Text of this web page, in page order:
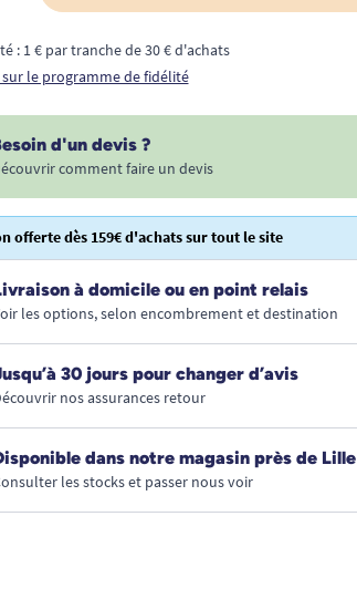
: 1 € par tranche de 30 € d'achats
le programme de fidélité
d'un devis ?
comment faire un devis
offerte dès 159€ d'achats sur tout le site
à domicile ou en point relais
les options, selon encombrement et destination
30 jours pour changer d’avis
nos assurances retour
dans notre magasin près de Lille
les stocks et passer nous voir